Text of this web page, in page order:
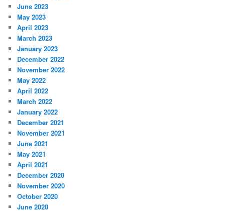
June 2023
May 2023
April 2023
March 2023
January 2023
December 2022
November 2022
May 2022
April 2022
March 2022
January 2022
December 2021
November 2021
June 2021
May 2021
April 2021
December 2020
November 2020
October 2020
June 2020